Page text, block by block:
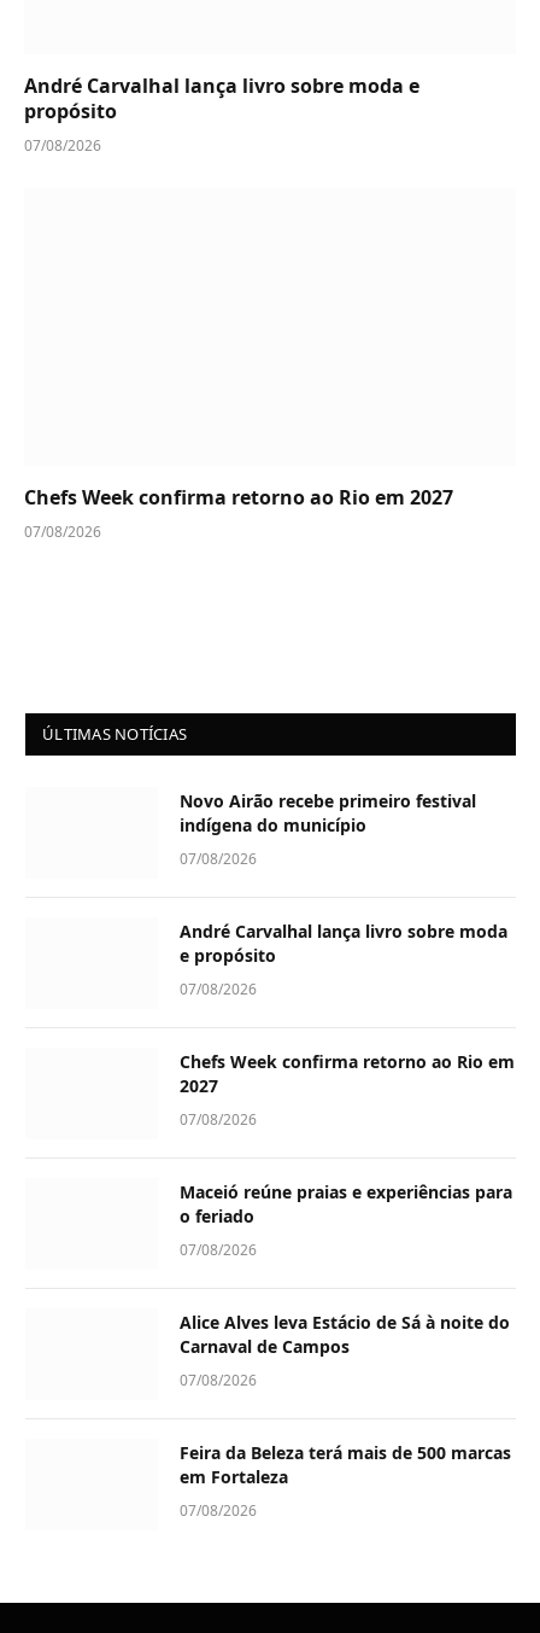
André Carvalhal lança livro sobre moda e
propósito
07/08/2026
Chefs Week confirma retorno ao Rio em 2027
07/08/2026
ÚLTIMAS NOTÍCIAS
Novo Airão recebe primeiro festival
indígena do município
07/08/2026
André Carvalhal lança livro sobre moda
e propósito
07/08/2026
Chefs Week confirma retorno ao Rio em
2027
07/08/2026
Maceió reúne praias e experiências para
o feriado
07/08/2026
Alice Alves leva Estácio de Sá à noite do
Carnaval de Campos
07/08/2026
Feira da Beleza terá mais de 500 marcas
em Fortaleza
07/08/2026